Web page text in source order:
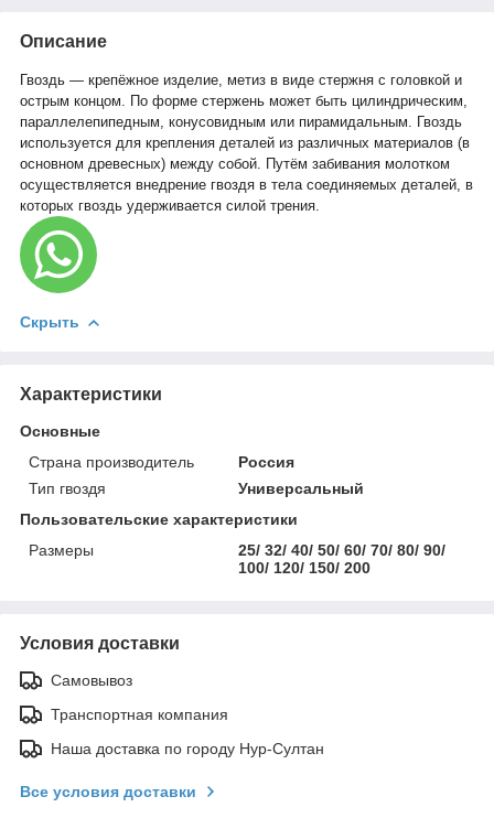
Описание
Гвоздь — крепёжное изделие, метиз в виде стержня с головкой и
острым концом. По форме стержень может быть цилиндрическим,
параллелепипедным, конусовидным или пирамидальным. Гвоздь
используется для крепления деталей из различных материалов (в
основном древесных) между собой. Путём забивания молотком
осуществляется внедрение гвоздя в тела соединяемых деталей, в
которых гвоздь удерживается силой трения.
Скрыть
Характеристики
Основные
Страна производитель
Россия
Тип гвоздя
Универсальный
Пользовательские характеристики
Размеры
25/ 32/ 40/ 50/ 60/ 70/ 80/ 90/
100/ 120/ 150/ 200
Условия доставки
Самовывоз
Транспортная компания
Наша доставка по городу Нур-Султан
Все условия доставки